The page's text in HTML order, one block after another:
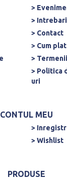
>
>
> Contact
> Cum
>
> Politica
uri
CONTUL MEU
>
> Wishlist
PRODUSE